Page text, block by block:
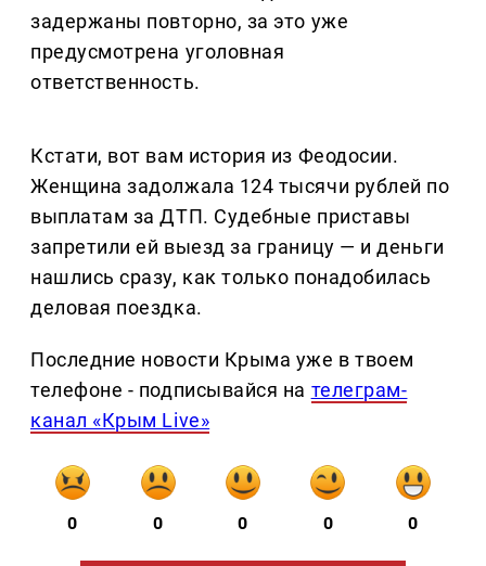
задержаны повторно, за это уже
предусмотрена уголовная
ответственность.
Кстати, вот вам история из Феодосии.
Женщина задолжала 124 тысячи рублей по
выплатам за ДТП. Судебные приставы
запретили ей выезд за границу — и деньги
нашлись сразу, как только понадобилась
деловая поездка.
Последние новости Крыма уже в твоем
телефоне - подписывайся на телеграм-
канал «Крым Live»
0 0 0 0 0